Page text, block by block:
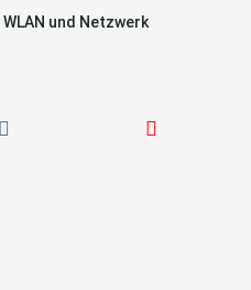
WLAN und Netzwerk